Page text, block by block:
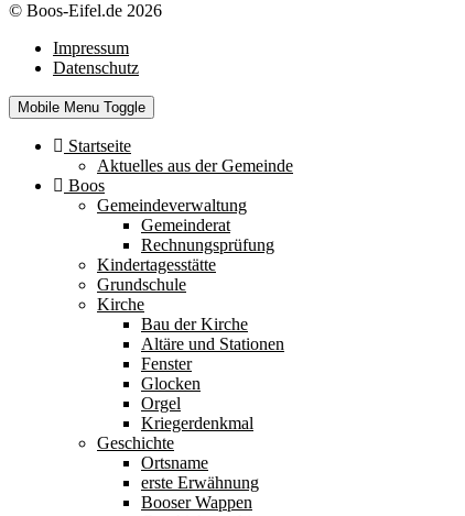
© Boos-Eifel.de 2026
Impressum
Datenschutz
Mobile Menu Toggle
Startseite
Aktuelles aus der Gemeinde
Boos
Gemeindeverwaltung
Gemeinderat
Rechnungsprüfung
Kindertagesstätte
Grundschule
Kirche
Bau der Kirche
Altäre und Stationen
Fenster
Glocken
Orgel
Kriegerdenkmal
Geschichte
Ortsname
erste Erwähnung
Booser Wappen